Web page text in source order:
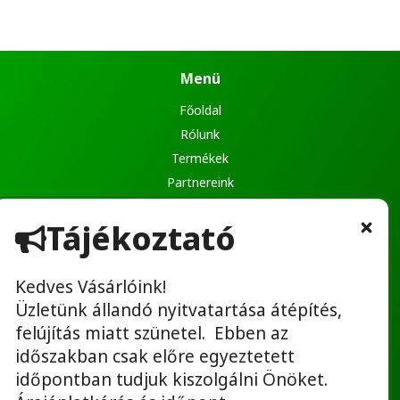
Tájékoztató
Kedves Vásárlóink!
Üzletünk állandó nyitvatartása átépítés,
felújítás miatt szünetel. Ebben az
időszakban csak előre egyeztetett
időpontban tudjuk kiszolgálni Önöket.
Menü
Főoldal
Rólunk
Termékek
Partnereink
Kapcsolat
Hasznos linkek
Adatvédelmi tájékoztató
ÁSZF
Bérbeadás ÁSZF